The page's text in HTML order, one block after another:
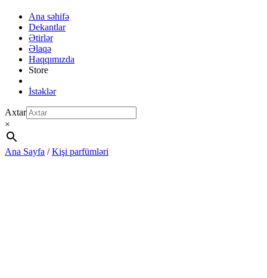
Ana səhifə
Dekantlar
Ətirlər
Əlaqə
Haqqımızda
Store
İstəklər
Axtar
×
Ana Sayfa /Kişi parfümləri